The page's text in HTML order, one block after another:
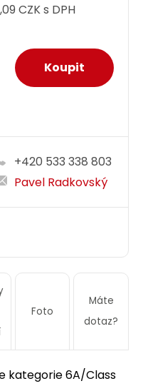
CZK s DPH
+420 533 338 803
Pavel Radkovský
Foto
Máte
dotaz?
kategorie 6A/Class